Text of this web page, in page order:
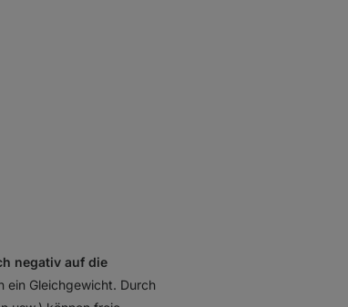
negativ auf die
ein Gleichgewicht. Durch